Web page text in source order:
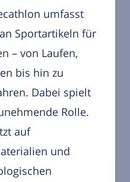
umfasst
Sportartikeln für
– von Laufen,
bis hin zu
Dabei spielt
Rolle.
auf
und